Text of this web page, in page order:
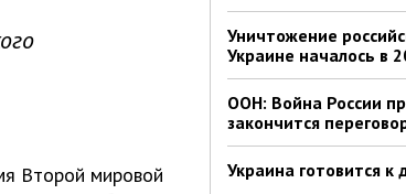
Второй мировой
Уничтожение
Украине началось в
ООН: Война России
закончится
Украина готовится